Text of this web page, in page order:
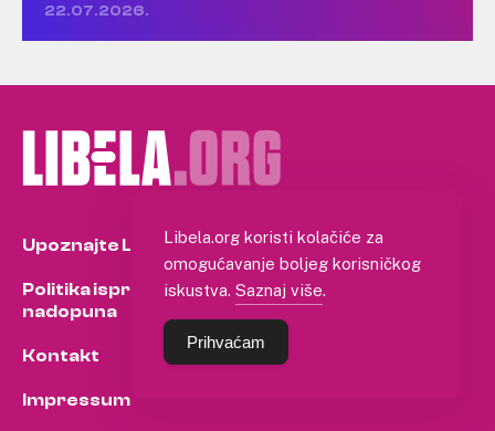
22.07.2026.
Upoznajte Libelu
Politika ispravaka i
nadopuna
Kontakt
Impressum
Libela.org koristi kolačiće za
omogućavanje boljeg korisničkog
iskustva. Saznaj više.
Prihvaćam